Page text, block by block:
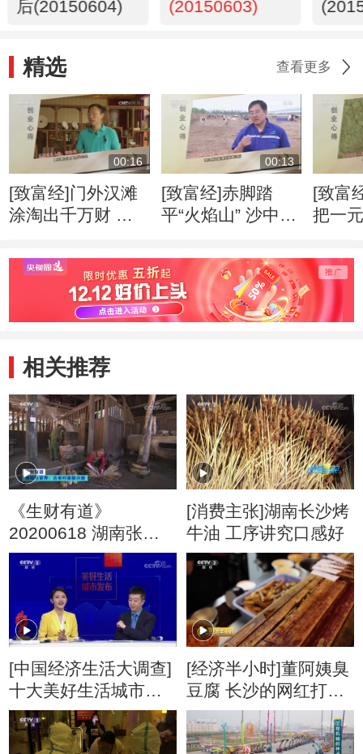
后(20150604)
(20150603)
精选 查看更多
00:16
[致富经]门外汉滩
涂淘出千万财 创
00:13
[致富经]赤脚踏
平“火焰山” 沙中掘
得
[致富
把一
相关推荐
《生财有道》
20200618 湖南张家
界：古老村寨振兴路
[消费主张]湖南长沙烤
牛油 工序讲究口感好
[中国经济生活大调查]
十大美好生活城市
——长沙
[经济半小时]董阿姨臭
豆腐 长沙的网红打卡
点